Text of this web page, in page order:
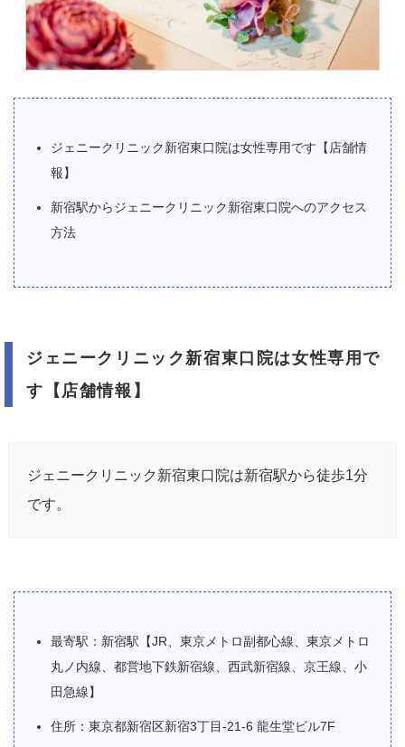
ジェニークリニック新宿東口院は女性専用です【店舗情
報】
新宿駅からジェニークリニック新宿東口院へのアクセス
方法
ジェニークリニック新宿東口院は女性専用で
す【店舗情報】
ジェニークリニック新宿東口院は新宿駅から徒歩1分
です。
最寄駅：新宿駅【JR、東京メトロ副都心線、東京メトロ
丸ノ内線、都営地下鉄新宿線、西武新宿線、京王線、小
田急線】
住所：東京都新宿区新宿3丁目-21-6 龍生堂ビル7F